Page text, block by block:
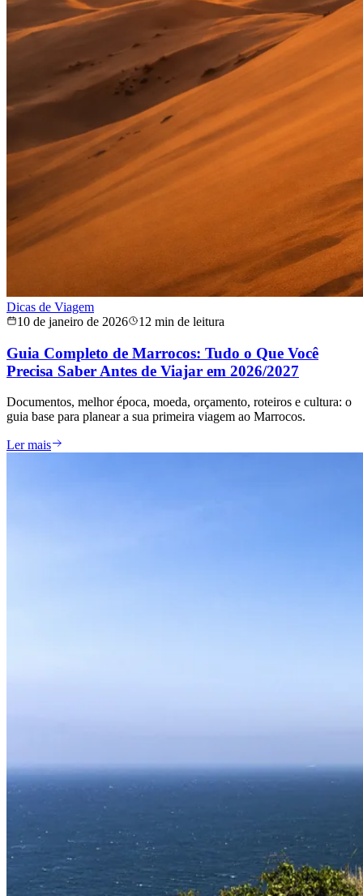
Dicas de Viagem
10 de janeiro de 2026
12 min de leitura
Guia Completo de Marrocos: Tudo o Que Você
Precisa Saber Antes de Viajar em 2026/2027
Documentos, melhor época, moeda, orçamento, roteiros e cultura: o
guia base para planear a sua primeira viagem ao Marrocos.
Ler mais